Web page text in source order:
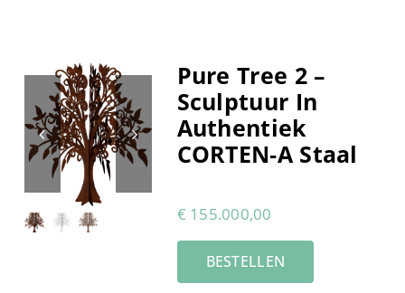
Pure Tree 2 –
Sculptuur In
Authentiek
CORTEN‑A Staal
€ 155.000,00
BESTELLEN